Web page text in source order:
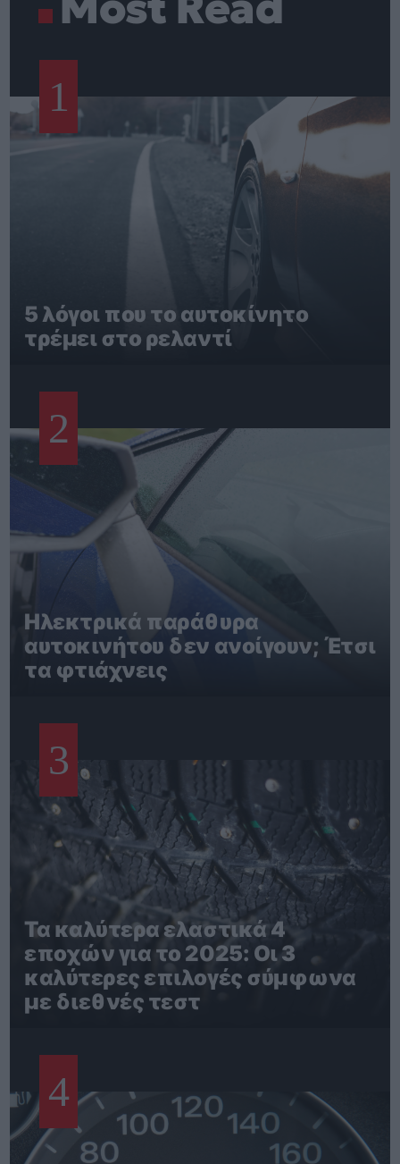
1
5 λόγοι που το αυτοκίνητο
τρέμει στο ρελαντί
2
Ηλεκτρικά παράθυρα
αυτοκινήτου δεν ανοίγουν; Έτσι
τα φτιάχνεις
3
Τα καλύτερα ελαστικά 4
εποχών για το 2025: Οι 3
καλύτερες επιλογές σύμφωνα
με διεθνές τεστ
4